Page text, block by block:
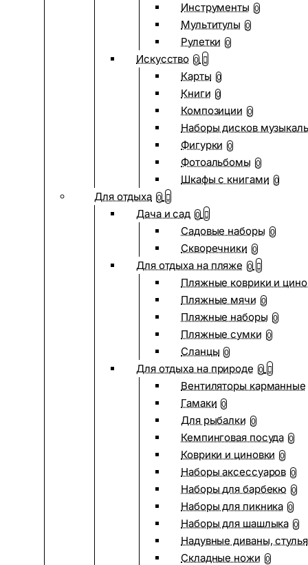
Инструменты 0
Мультитулы 0
Рулетки 0
Искусство 0
Карты 0
Книги 0
Композиции 0
Наборы дисков
Фигурки 0
Фотоальбомы 0
Шкафы с книгами 0
Для отдыха 0
Дача и сад 0
Садовые наборы 0
Скворечники 0
Для отдыха на пляже 0
Пляжные коврики и
Пляжные мячи 0
Пляжные наборы 0
Пляжные сумки 0
Сланцы 0
Для отдыха на природе 0
Вентиляторы карманные
Гамаки 0
Для рыбалки 0
Кемпинговая посуда 0
Коврики и циновки 0
Наборы аксессуаров 0
Наборы для барбекю 0
Наборы для пикника 0
Наборы для шашлыка 0
Надувные диваны, стулья
Складные ножи 0